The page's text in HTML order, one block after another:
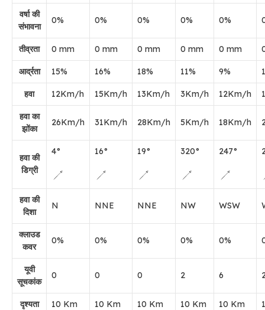
वर्षा की
संभावना
0% 0% 0% 0% 0%
तीव्रता 0 mm 0 mm 0 mm 0 mm 0 mm
आर्द्रता 15% 16% 18% 11% 9%
हवा 12Km/h 15Km/h 13Km/h 3Km/h 12Km/h
हवा का
झोंका
26Km/h 31Km/h 28Km/h 5Km/h 18Km/h
हवा की
डिग्री
4° 16° 19° 320° 247°
हवा की
दिशा
N NNE NNE NW WSW
क्लाउड
कवर
0% 0% 0% 0% 0%
यूवी
सूचकांक
0 0 0 2 6
दृश्यता 10 Km 10 Km 10 Km 10 Km 10 Km